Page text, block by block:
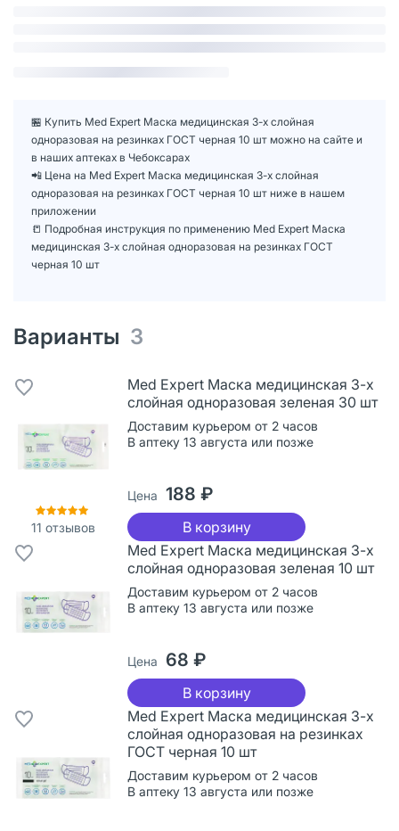
🏪 Купить Med Expert Маска медицинская 3-х слойная
одноразовая на резинках ГОСТ черная 10 шт можно на сайте и
в наших аптеках в Чебоксарах
📲 Цена на Med Expert Маска медицинская 3-х слойная
одноразовая на резинках ГОСТ черная 10 шт ниже в нашем
приложении
📒 Подробная инструкция по применению Med Expert Маска
медицинская 3-х слойная одноразовая на резинках ГОСТ
черная 10 шт
Варианты 3
11 отзывов
Med Expert Маска медицинская 3-х
слойная одноразовая зеленая 30 шт
Доставим курьером от 2 часов
В аптеку 13 августа или позже
Цена 188 ₽
В корзину
Med Expert Маска медицинская 3-х
слойная одноразовая зеленая 10 шт
Доставим курьером от 2 часов
В аптеку 13 августа или позже
Цена 68 ₽
В корзину
Med Expert Маска медицинская 3-х
слойная одноразовая на резинках
ГОСТ черная 10 шт
Доставим курьером от 2 часов
В аптеку 13 августа или позже